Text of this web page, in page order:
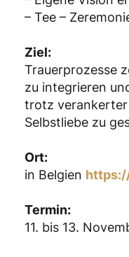
– Tee –
Ziel:
Trauerprozesse
zu integrieren
trotz
Selbstliebe zu
Ort:
in Belgien
Termin:
11. bis 13.